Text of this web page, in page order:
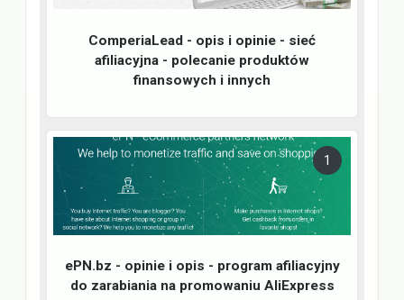
ComperiaLead - opis i opinie - sieć
afiliacyjna - polecanie produktów
finansowych i innych
1
ePN.bz - opinie i opis - program afiliacyjny
do zarabiania na promowaniu AliExpress